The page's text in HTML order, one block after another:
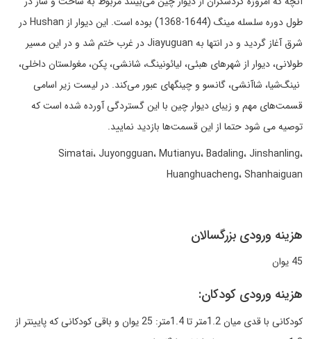
طول دوره سلسله مینگ (1644-1368) بوده است. این دیوار از Hushan در
شرق آغاز گردید و در انتها به Jiayuguan در غرب ختم شد و در این مسیر
طولانی، دیوار از شهرهای هبئی، لیائونینگ، شانشی، پکن، مغولستان داخلی،
نینگ‌شیا، شاآنشی، گانسو و چینگهای عبور می‌کند. در لیست زیر اسامی
قسمت‌های مهم و زیبای دیوار چین با این گستردگی آورده شده است که
توصیه می شود حتما از این قسمت‌ها بازدید نمایید.
Simatai، Juyongguan، Mutianyu، Badaling، Jinshanling،
Huanghuacheng، Shanhaiguan
هزینه ورودی بزرگسالان
45 یوان
هزینه ورودی کودکان:
کودکانی با قدی میان 1.2متر تا 1.4متر: 25 یوان و باقی کودکانی که پایینتر از